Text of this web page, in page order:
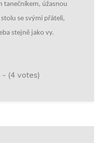
tanečníkem, úžasnou
se svými přáteli,
stejně jako vy.
- (4 votes)